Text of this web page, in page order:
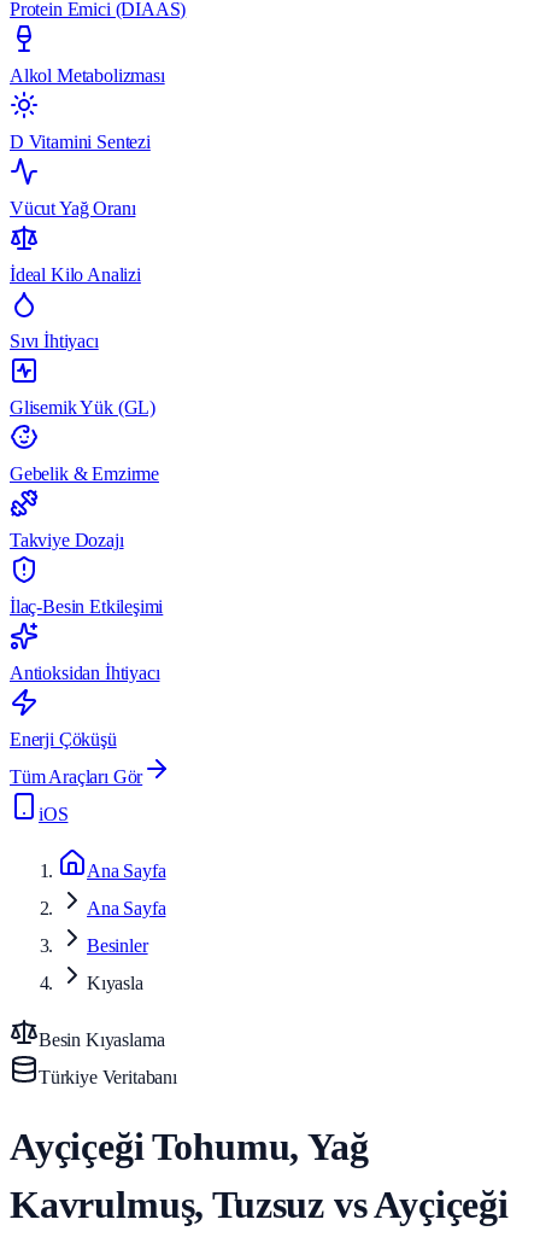
Protein Emici (DIAAS)
Alkol Metabolizması
D Vitamini Sentezi
Vücut Yağ Oranı
İdeal Kilo Analizi
Sıvı İhtiyacı
Glisemik Yük (GL)
Gebelik & Emzirme
Takviye Dozajı
İlaç-Besin Etkileşimi
Antioksidan İhtiyacı
Enerji Çöküşü
Tüm Araçları Gör
iOS
Ana Sayfa
Ana Sayfa
Besinler
Kıyasla
Besin Kıyaslama
Türkiye Veritabanı
Ayçiçeği Tohumu, Yağ
Kavrulmuş, Tuzsuz vs Ayçiçeği